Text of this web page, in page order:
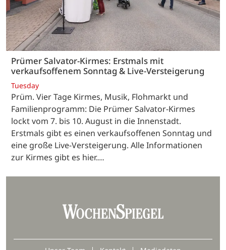
Prümer Salvator-Kirmes: Erstmals mit
verkaufsoffenem Sonntag & Live-Versteigerung
Tuesday
Prüm. Vier Tage Kirmes, Musik, Flohmarkt und
Familienprogramm: Die Prümer Salvator-Kirmes
lockt vom 7. bis 10. August in die Innenstadt.
Erstmals gibt es einen verkaufsoffenen Sonntag und
eine große Live-Versteigerung. Alle Informationen
zur Kirmes gibt es hier.…